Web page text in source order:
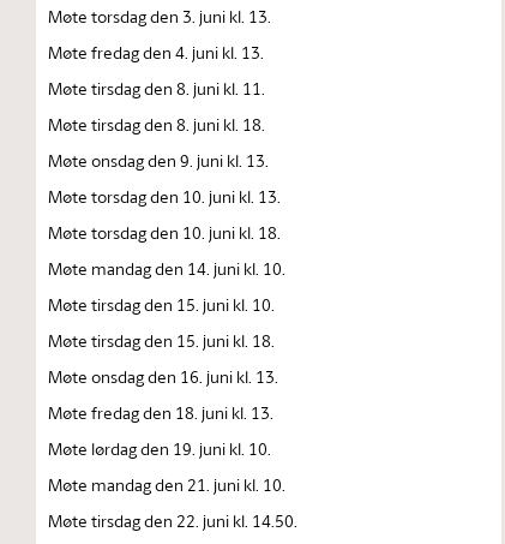
Møte torsdag den 3. juni kl. 13.
Møte fredag den 4. juni kl. 13.
Møte tirsdag den 8. juni kl. 11.
Møte tirsdag den 8. juni kl. 18.
Møte onsdag den 9. juni kl. 13.
Møte torsdag den 10. juni kl. 13.
Møte torsdag den 10. juni kl. 18.
Møte mandag den 14. juni kl. 10.
Møte tirsdag den 15. juni kl. 10.
Møte tirsdag den 15. juni kl. 18.
Møte onsdag den 16. juni kl. 13.
Møte fredag den 18. juni kl. 13.
Møte lørdag den 19. juni kl. 10.
Møte mandag den 21. juni kl. 10.
Møte tirsdag den 22. juni kl. 14.50.